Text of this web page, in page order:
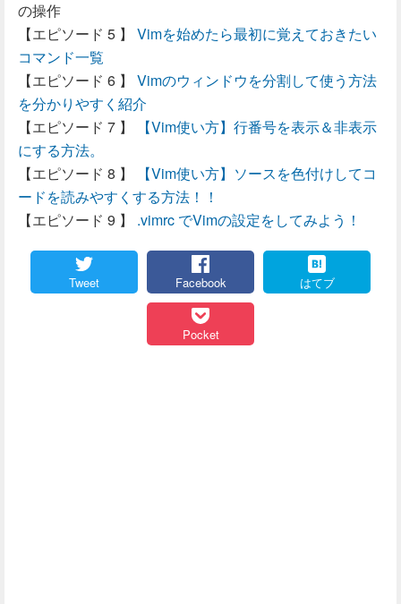
の操作
Vimを始めたら最初に覚えておきたい
コマンド一覧
Vimのウィンドウを分割して使う方法
を分かりやすく紹介
【Vim使い方】行番号を表示＆非表示
にする方法。
【Vim使い方】ソースを色付けしてコ
ードを読みやすくする方法！！
.vimrc でVimの設定をしてみよう！
Tweet Facebook はてブ
Pocket